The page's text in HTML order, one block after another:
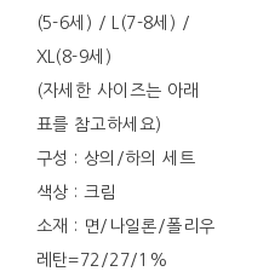
(5-6세) / L(7-8세) /
XL(8-9세)
(자세한 사이즈는 아래
표를 참고하세요)
구성 : 상의/하의 세트
색상 : 크림
소재 : 면/나일론/폴리우
레탄=72/27/1%